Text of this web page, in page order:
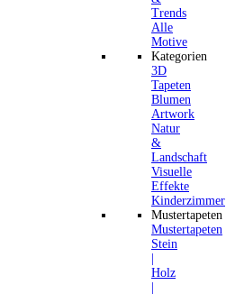
Trends
Alle
Motive
Kategorien
3D
Tapeten
Blumen
Artwork
Natur
&
Landschaft
Visuelle
Effekte
Kinderzimmer
Mustertapeten
Mustertapeten
Stein
Holz